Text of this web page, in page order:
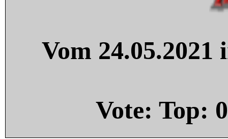
Vom
Vote: Top: 0